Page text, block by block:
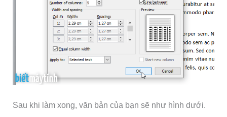
Sau khi làm xong, văn bản của bạn sẽ như hình dưới.